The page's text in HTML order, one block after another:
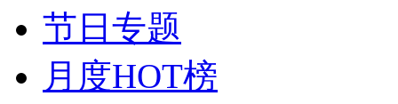
节日专题
月度HOT榜